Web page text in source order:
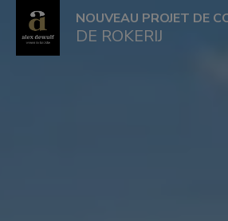
NOUVEAU PROJET DE
DE ROKERIJ